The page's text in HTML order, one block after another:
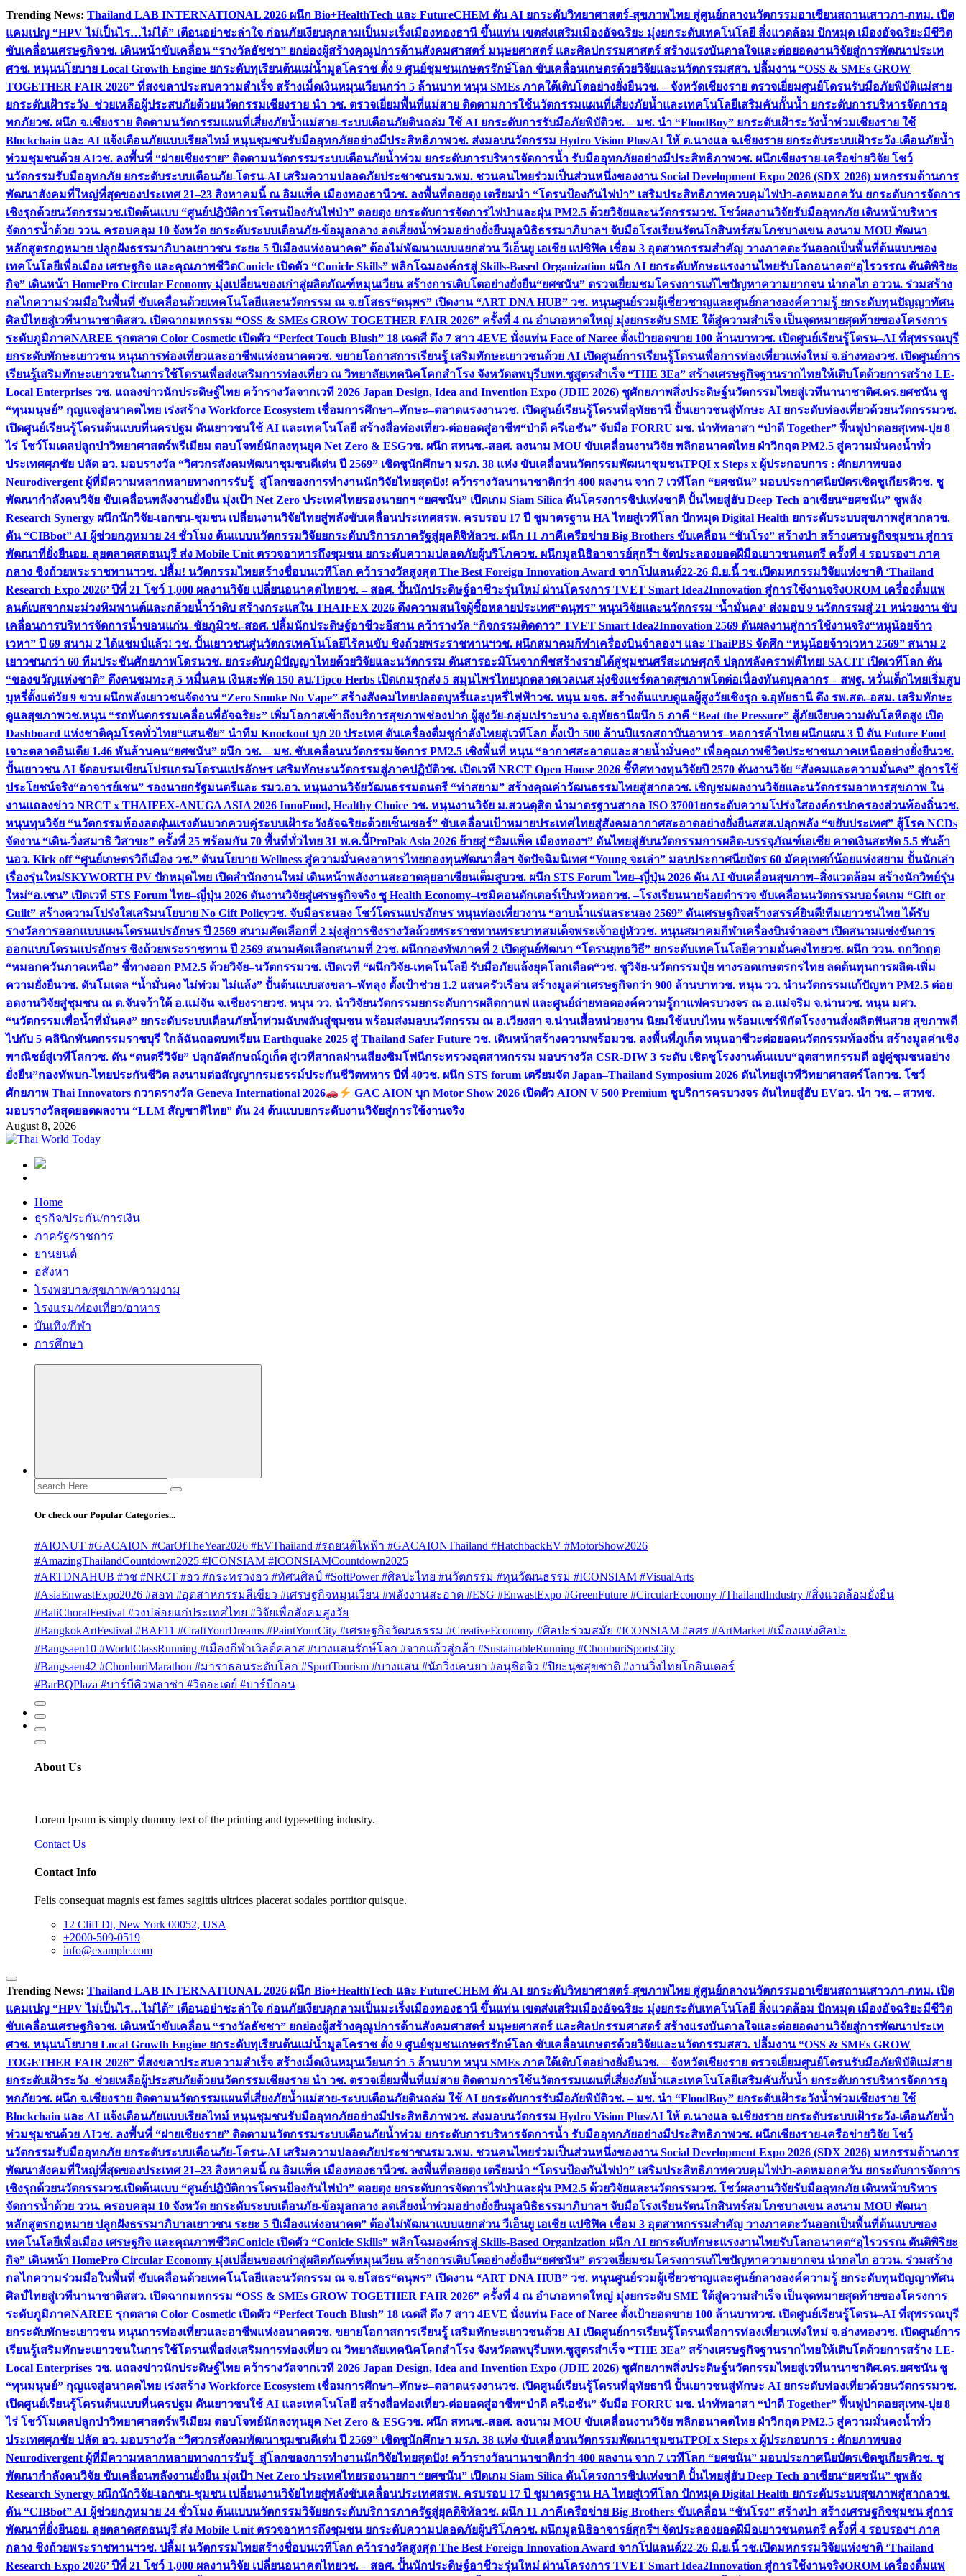
Skip
content
Trending News: Thailand LAB INTERNATIONAL 2026 ผนึก Bio+HealthTech และ FutureCHEM ดัน AI ยกระดับวิทยาศาสตร์-สุขภาพไทย สู่ศูนย์กลางนวัตกรรมอาเซียนสถานเสาวภา-กทม. เปิด
แคมเปญ “HPV ไม่เป็นไร…ไม่ได้” เตือนอย่าชะล่าใจ ก่อนภัยเงียบลุกลามเป็นมะเร็งเมืองทองธานี ขึ้นแท่น เขตส่งเสริมเมืองอัจฉริยะ มุ่งยกระดับเทคโนโลยี สิ่งแวดล้อม ปักหมุด เมืองอัจฉริยะมีชีวิต
ขับเคลื่อนเศรษฐกิจวช. เดินหน้าขับเคลื่อน “รางวัลธัชชา” ยกย่องผู้สร้างคุณูปการด้านสังคมศาสตร์ มนุษยศาสตร์ และศิลปกรรมศาสตร์ สร้างแรงบันดาลใจและต่อยอดงานวิจัยสู่การพัฒนาประเท
ศวช. หนุนนโยบาย Local Growth Engine ยกระดับทุเรียนต้นแม่น้ำมูลโคราช ตั้ง 9 ศูนย์ชุมชนเกษตรรักษ์โลก ขับเคลื่อนเกษตรด้วยวิจัยและนวัตกรรมสสว. ปลื้มงาน “OSS & SMEs GROW
TOGETHER FAIR 2026” ที่สงขลาประสบความสำเร็จ สร้างเม็ดเงินหมุนเวียนกว่า 5 ล้านบาท หนุน SMEs ภาคใต้เติบโตอย่างยั่งยืนวช. – จังหวัดเชียงราย ตรวจเยี่ยมศูนย์โดรนรับมือภัยพิบัติแม่สาย
ยกระดับเฝ้าระวัง–ช่วยเหลือผู้ประสบภัยด้วยนวัตกรรมเชียงราย นำ วช. ตรวจเยี่ยมพื้นที่แม่สาย ติดตามการใช้นวัตกรรมแผนที่เสี่ยงภัยน้ำและเทคโนโลยีเสริมคันกั้นน้ำ ยกระดับการบริหารจัดการอุ
ทกภัยวช. ผนึก จ.เชียงราย ติดตามนวัตกรรมแผนที่เสี่ยงภัยน้ำแม่สาย-ระบบเตือนภัยดินถล่ม ใช้ AI ยกระดับการรับมือภัยพิบัติวช. – มช. นำ “FloodBoy” ยกระดับเฝ้าระวังน้ำท่วมเชียงราย ใช้
Blockchain และ AI แจ้งเตือนภัยแบบเรียลไทม์ หนุนชุมชนรับมืออุทกภัยอย่างมีประสิทธิภาพวช. ส่งมอบนวัตกรรม Hydro Vision Plus/AI ให้ ต.นางแล จ.เชียงราย ยกระดับระบบเฝ้าระวัง-เตือนภัยน้ำ
ท่วมชุมชนด้วย AIวช. ลงพื้นที่ “ฝายเชียงราย” ติดตามนวัตกรรมระบบเตือนภัยน้ำท่วม ยกระดับการบริหารจัดการน้ำ รับมืออุทกภัยอย่างมีประสิทธิภาพวช. ผนึกเชียงราย-เครือข่ายวิจัย โชว์
นวัตกรรมรับมืออุทกภัย ยกระดับระบบเตือนภัย-โดรน-AI เสริมความปลอดภัยประชาชนรมว.พม. ชวนคนไทยร่วมเป็นส่วนหนึ่งของงาน Social Development Expo 2026 (SDX 2026) มหกรรมด้านการ
พัฒนาสังคมที่ใหญ่ที่สุดของประเทศ 21–23 สิงหาคมนี้ ณ อิมแพ็ค เมืองทองธานีวช. ลงพื้นที่ดอยตุง เตรียมนำ “โดรนป้องกันไฟป่า” เสริมประสิทธิภาพควบคุมไฟป่า-ลดหมอกควัน ยกระดับการจัดการ
เชิงรุกด้วยนวัตกรรมวช.เปิดต้นแบบ “ศูนย์ปฏิบัติการโดรนป้องกันไฟป่า” ดอยตุง ยกระดับการจัดการไฟป่าและฝุ่น PM2.5 ด้วยวิจัยและนวัตกรรมวช. โชว์ผลงานวิจัยรับมืออุทกภัย เดินหน้าบริหาร
จัดการน้ำด้วย ววน. ครอบคลุม 10 จังหวัด ยกระดับระบบเตือนภัย-ข้อมูลกลาง ลดเสี่ยงน้ำท่วมอย่างยั่งยืนมูลนิธิธรรมาภิบาลฯ จับมือโรงเรียนรัตนโกสินทร์สมโภชบางเขน ลงนาม MOU พัฒนา
หลักสูตรกฎหมาย ปลูกฝังธรรมาภิบาลเยาวชน ระยะ 5 ปีเมืองแห่งอนาคต” ต้องไม่พัฒนาแบบแยกส่วน วีเอ็นยู เอเชีย แปซิฟิค เชื่อม 3 อุตสาหกรรมสำคัญ วางภาคตะวันออกเป็นพื้นที่ต้นแบบของ
เทคโนโลยีเพื่อเมือง เศรษฐกิจ และคุณภาพชีวิตConicle เปิดตัว “Conicle Skills” พลิกโฉมองค์กรสู่ Skills-Based Organization ผนึก AI ยกระดับทักษะแรงงานไทยรับโลกอนาคต“อุไรวรรณ ตันติพิริยะ
กิจ” เดินหน้า HomePro Circular Economy มุ่งเปลี่ยนของเก่าสู่ผลิตภัณฑ์หมุนเวียน สร้างการเติบโตอย่างยั่งยืน“ยศชนัน” ตรวจเยี่ยมชมโครงการแก้ไขปัญหาความยากจน นำกลไก อววน. ร่วมสร้าง
กลไกความร่วมมือในพื้นที่ ขับเคลื่อนด้วยเทคโนโลยีและนวัตกรรม ณ จ.ยโสธร“ดนุพร” เปิดงาน “ART DNA HUB” วช. หนุนศูนย์รวมผู้เชี่ยวชาญและศูนย์กลางองค์ความรู้ ยกระดับทุนปัญญาทัศน
ศิลป์ไทยสู่เวทีนานาชาติสสว. เปิดฉากมหกรรม “OSS & SMEs GROW TOGETHER FAIR 2026” ครั้งที่ 4 ณ อำเภอหาดใหญ่ มุ่งยกระดับ SME ใต้สู่ความสำเร็จ เป็นจุดหมายสุดท้ายของโครงการ
ระดับภูมิภาคNAREE รุกตลาด Color Cosmetic เปิดตัว “Perfect Touch Blush” 18 เฉดสี ดึง 7 สาว 4EVE นั่งแท่น Face of Naree ตั้งเป้ายอดขาย 100 ล้านบาทวช. เปิดศูนย์เรียนรู้โดรน–AI ที่สุพรรณบุรี
ยกระดับทักษะเยาวชน หนุนการท่องเที่ยวและอาชีพแห่งอนาคตวช. ขยายโอกาสการเรียนรู้ เสริมทักษะเยาวชนด้วย AI เปิดศูนย์การเรียนรู้โดรนเพื่อการท่องเที่ยวแห่งใหม่ จ.อ่างทองวช. เปิดศูนย์การ
เรียนรู้เสริมทักษะเยาวชนในการใช้โดรนเพื่อส่งเสริมการท่องเที่ยว ณ วิทยาลัยเทคนิคโคกสำโรง จังหวัดลพบุรีบพท.ชูสูตรสำเร็จ “THE 3Ea” สร้างเศรษฐกิจฐานรากไทยให้เติบโตด้วยการสร้าง LE-
Local Enterprises วช. แถลงข่าวนักประดิษฐ์ไทย คว้ารางวัลจากเวที 2026 Japan Design, Idea and Invention Expo (JDIE 2026) ชูศักยภาพสิ่งประดิษฐ์นวัตกรรมไทยสู่เวทีนานาชาติศ.ดร.ยศชนัน ชู
“ทุนมนุษย์” กุญแจสู่อนาคตไทย เร่งสร้าง Workforce Ecosystem เชื่อมการศึกษา–ทักษะ–ตลาดแรงงานวช. เปิดศูนย์เรียนรู้โดรนที่อุทัยธานี ปั้นเยาวชนสู่ทักษะ AI ยกระดับท่องเที่ยวด้วยนวัตกรรมวช.
เปิดศูนย์เรียนรู้โดรนต้นแบบที่นครปฐม ดันเยาวชนใช้ AI และเทคโนโลยี สร้างสื่อท่องเที่ยว-ต่อยอดสู่อาชีพ“ป่าดี ครีเอชัน” จับมือ FORRU มช. นำทัพอาสา “ป่าดี Together” ฟื้นฟูป่าดอยสุเทพ-ปุย 8
ไร่ โชว์โมเดลปลูกป่าวิทยาศาสตร์พรีเมียม ตอบโจทย์นักลงทุนยุค Net Zero & ESGวช. ผนึก สทนช.-สอศ. ลงนาม MOU ขับเคลื่อนงานวิจัย พลิกอนาคตไทย ฝ่าวิกฤต PM2.5 สู่ความมั่นคงน้ำทั่ว
ประเทศศุภชัย ปลัด อว. มอบรางวัล “วิศวกรสังคมพัฒนาชุมชนดีเด่น ปี 2569” เชิดชูนักศึกษา มรภ. 38 แห่ง ขับเคลื่อนนวัตกรรมพัฒนาชุมชนTPQI x Steps x ผู้ประกอบการ : ศักยภาพของ
Neurodivergent ผู้ที่มีความหลากหลายทางการรับรู้ สู่โลกของการทำงานนักวิจัยไทยสุดปัง! คว้ารางวัลนานาชาติกว่า 400 ผลงาน จาก 7 เวทีโลก “ยศชนัน” มอบประกาศนียบัตรเชิดชูเกียรติวช. ชู
พัฒนากำลังคนวิจัย ขับเคลื่อนพลังงานยั่งยืน มุ่งเป้า Net Zero ประเทศไทยรองนายกฯ “ยศชนัน” เปิดเกม Siam Silica ดันโครงการชิปแห่งชาติ ปั้นไทยสู่ฮับ Deep Tech อาเซียน“ยศชนัน” ชูพลัง
Research Synergy ผนึกนักวิจัย-เอกชน-ชุมชน เปลี่ยนงานวิจัยไทยสู่พลังขับเคลื่อนประเทศสรพ. ครบรอบ 17 ปี ชูมาตรฐาน HA ไทยสู่เวทีโลก ปักหมุด Digital Health ยกระดับระบบสุขภาพสู่สากลวช.
ดัน “CIBbot” AI ผู้ช่วยกฎหมาย 24 ชั่วโมง ต้นแบบนวัตกรรมวิจัยยกระดับบริการภาครัฐสู่ยุคดิจิทัลวช. ผนึก 11 ภาคีเครือข่าย Big Brothers ขับเคลื่อน “ชันโรง” สร้างป่า สร้างเศรษฐกิจชุมชน สู่การ
พัฒนาที่ยั่งยืนอย. ลุยตลาดสดธนบุรี ส่ง Mobile Unit ตรวจอาหารถึงชุมชน ยกระดับความปลอดภัยผู้บริโภควช. ผนึกมูลนิธิอาจารย์สุกรีฯ จัดประลองยอดฝีมือเยาวชนดนตรี ครั้งที่ 4 รอบรองฯ ภาค
กลาง ชิงถ้วยพระราชทานฯวช. ปลื้ม! นวัตกรรมไทยสร้างชื่อบนเวทีโลก คว้ารางวัลสูงสุด The Best Foreign Innovation Award จากโปแลนด์22-26 มิ.ย.นี้ วช.เปิดมหกรรมวิจัยแห่งชาติ ‘Thailand
Research Expo 2026’ ปีที่ 21 โชว์ 1,000 ผลงานวิจัย เปลี่ยนอนาคตไทยวช. – สอศ. ปั้นนักประดิษฐ์อาชีวะรุ่นใหม่ ผ่านโครงการ TVET Smart Idea2Innovation สู่การใช้งานจริงOROM เครื่องดื่มแพ
ลนต์เบสจากมะม่วงหิมพานต์และกล้วยน้ำว้าดิบ สร้างกระแสใน THAIFEX 2026 ดึงความสนใจผู้ซื้อหลายประเทศ“ดนุพร” หนุนวิจัยและนวัตกรรม ‘น้ำมั่นคง’ ส่งมอบ 9 นวัตกรรมสู่ 21 หน่วยงาน ขับ
เคลื่อนการบริหารจัดการน้ำขอนแก่น–ชัยภูมิวช.-สอศ. ปลื้มนักประดิษฐ์อาชีวะอีสาน คว้ารางวัล “กิจกรรมติดดาว” TVET Smart Idea2Innovation 2569 ดันผลงานสู่การใช้งานจริง“หนูน้อยจ้าว
เวหา” ปี 69 สนาม 2 ได้แชมป์แล้ว! วช. ปั้นเยาวชนสู่นวัตกรเทคโนโลยีไร้คนขับ ชิงถ้วยพระราชทานฯวช. ผนึกสมาคมกีฬาเครื่องบินจำลองฯ และ ThaiPBS จัดศึก “หนูน้อยจ้าวเวหา 2569” สนาม 2
เยาวชนกว่า 60 ทีมประชันศักยภาพโดรนวช. ยกระดับภูมิปัญญาไทยด้วยวิจัยและนวัตกรรม ดันสารอะมิโนจากพืชสร้างรายได้สู่ชุมชนศรีสะเกษศุภจี ปลุกพลังคราฟต์ไทย! SACIT เปิดเวทีโลก ดัน
“ของขวัญแห่งชาติ” ดึงคนชมทะลุ 5 หมื่นคน เงินสะพัด 150 ลบ.Tipco Herbs เปิดเกมรุกส่ง 5 สมุนไพรไทยบุกตลาดเวลเนส มุ่งชิงแชร์ตลาดสุขภาพโตต่อเนื่องทันตบุคลากร – สพฐ. หวั่นเด็กไทยเริ่มสูบ
บุหรี่ตั้งแต่วัย 9 ขวบ ผนึกพลังเยาวชนจัดงาน “Zero Smoke No Vape” สร้างสังคมไทยปลอดบุหรี่และบุหรี่ไฟฟ้าวช. หนุน มจธ. สร้างต้นแบบดูแลผู้สูงวัยเชิงรุก จ.อุทัยธานี ดึง รพ.สต.-อสม. เสริมทักษะ
ดูแลสุขภาพวช.หนุน “รถทันตกรรมเคลื่อนที่อัจฉริยะ” เพิ่มโอกาสเข้าถึงบริการสุขภาพช่องปาก ผู้สูงวัย-กลุ่มเปราะบาง จ.อุทัยธานีผนึก 5 ภาคี “Beat the Pressure” สู้ภัยเงียบความดันโลหิตสูง เปิด
Dashboard แห่งชาติคุมโรคทั่วไทย“แสนชัย” นำทีม Knockout บุก 20 ประเทศ ดันเครื่องดื่มชูกำลังไทยสู่เวทีโลก ตั้งเป้า 500 ล้านปีแรกสถาบันอาหาร–หอการค้าไทย ผนึกแผน 3 ปี ดัน Future Food
เจาะตลาดอินเดีย 1.46 พันล้านคน“ยศชนัน” ผนึก วช. – มช. ขับเคลื่อนนวัตกรรมจัดการ PM2.5 เชิงพื้นที่ หนุน “อากาศสะอาดและสายน้ำมั่นคง” เพื่อคุณภาพชีวิตประชาชนภาคเหนืออย่างยั่งยืนวช.
ปั้นเยาวชน AI จัดอบรมเขียนโปรแกรมโดรนแปรอักษร เสริมทักษะนวัตกรรมสู่ภาคปฏิบัติวช. เปิดเวที NRCT Open House 2026 ชี้ทิศทางทุนวิจัยปี 2570 ดันงานวิจัย “สังคมและความมั่นคง” สู่การใช้
ประโยชน์จริง“อาจารย์เชน” รองนายกรัฐมนตรีและ รมว.อว. หนุนงานวิจัยวัฒนธรรมดนตรี “ท่าสยาม” สร้างคุณค่าวัฒนธรรมไทยสู่สากลวช. เชิญชมผลงานวิจัยและนวัตกรรมอาหารสุขภาพ ใน
งานแถลงข่าว NRCT x THAIFEX-ANUGA ASIA 2026 InnoFood, Healthy Choice วช. หนุนงานวิจัย ม.สวนดุสิต นำมาตรฐานสากล ISO 37001ยกระดับความโปร่งใสองค์กรปกครองส่วนท้องถิ่นวช.
หนุนทุนวิจัย “นวัตกรรมห้องลดฝุ่นแรงดันบวกควบคู่ระบบเฝ้าระวังอัจฉริยะด้วยเซ็นเซอร์” ขับเคลื่อนเป้าหมายประเทศไทยสู่สังคมอากาศสะอาดอย่างยั่งยืนสสส.ปลุกพลัง “ขยับประเทศ” สู้โรค NCDs
จัดงาน “เดิน-วิ่งสมาธิ วิสาขะ” ครั้งที่ 25 พร้อมกัน 70 พื้นที่ทั่วไทย 31 พ.ค.นี้ProPak Asia 2026 ย้ายสู่ “อิมแพ็ค เมืองทองฯ” ดันไทยสู่ฮับนวัตกรรมการผลิต-บรรจุภัณฑ์เอเชีย คาดเงินสะพัด 5.5 พันล้า
นอว. Kick off “ศูนย์เกษตรวิถีเมือง วช.” ดันนโยบาย Wellness สู่ความมั่นคงอาหารไทยกองทุนพัฒนาสื่อฯ จัดปัจฉิมนิเทศ “Young จะเล่า” มอบประกาศนียบัตร 60 มัคคุเทศก์น้อยแห่งสยาม ปั้นนักเล่า
เรื่องรุ่นใหม่SKYWORTH PV ปักหมุดไทย เปิดสำนักงานใหม่ เดินหน้าพลังงานสะอาดลุยอาเซียนเต็มสูบวช. ผนึก STS Forum ไทย–ญี่ปุ่น 2026 ดัน AI ขับเคลื่อนสุขภาพ–สิ่งแวดล้อม สร้างนักวิทย์รุ่น
ใหม่“อ.เชน” เปิดเวที STS Forum ไทย–ญี่ปุ่น 2026 ดันงานวิจัยสู่เศรษฐกิจจริง ชู Health Economy–เซมิคอนดักเตอร์เป็นหัวหอกวช. –โรงเรียนนายร้อยตำรวจ ขับเคลื่อนนวัตกรรมบอร์ดเกม “Gift or
Guilt” สร้างความโปร่งใสเสริมนโยบาย No Gift Policyวช. จับมือระนอง โชว์โดรนแปรอักษร หนุนท่องเที่ยวงาน “อาบน้ำแร่แลระนอง 2569” ดันเศรษฐกิจสร้างสรรค์ยินดี!ทีมเยาวชนไทย ได้รับ
รางวัลการออกแบบแผนโดรนแปรอักษร ปี 2569 สนามคัดเลือกที่ 2 มุ่งสู่การชิงรางวัลถ้วยพระราชทานพระบาทสมเด็จพระเจ้าอยู่หัววช. หนุนสมาคมกีฬาเครื่องบินจำลองฯ เปิดสนามแข่งขันการ
ออกแบบโดรนแปรอักษร ชิงถ้วยพระราชทาน ปี 2569 สนามคัดเลือกสนามที่ 2วช. ผนึกกองทัพภาคที่ 2 เปิดศูนย์พัฒนา “โดรนยุทธวิธี” ยกระดับเทคโนโลยีความมั่นคงไทยวช. ผนึก ววน. ถกวิกฤต
“หมอกควันภาคเหนือ” ชี้ทางออก PM2.5 ด้วยวิจัย–นวัตกรรมวช. เปิดเวที “ผนึกวิจัย-เทคโนโลยี รับมือภัยแล้งยุคโลกเดือด“วช. ชูวิจัย-นวัตกรรมปุ๋ย ทางรอดเกษตรกรไทย ลดต้นทุนการผลิต-เพิ่ม
ความยั่งยืนวช. ดันโมเดล “น้ำมั่นคง ไม่ท่วม ไม่แล้ง” ปั้นต้นแบบสงขลา–พัทลุง ตั้งเป้าช่วย 1.2 แสนครัวเรือน สร้างมูลค่าเศรษฐกิจกว่า 900 ล้านบาทวช. หนุน วว. นำนวัตกรรมแก้ปัญหา PM2.5 ต่อย
อดงานวิจัยสู่ชุมชน ณ ต.จันจว้าใต้ อ.แม่จัน จ.เชียงรายวช. หนุน วว. นำวิจัยนวัตกรรมยกระดับการผลิตกาแฟ และศูนย์ถ่ายทอดองค์ความรู้กาแฟครบวงจร ณ อ.แม่จริม จ.น่านวช. หนุน มศว.
“นวัตกรรมเพื่อน้ำที่มั่นคง” ยกระดับระบบเตือนภัยน้ำท่วมฉับพลันสู่ชุมชน พร้อมส่งมอบนวัตกรรม ณ อ.เวียงสา จ.น่านเสื้อหน่วยงาน นิยมใช้แบบไหน พร้อมแชร์พิกัดโรงงานสั่งผลิตฟันสวย สุขภาพดี
ไปกับ 5 คลินิกทันตกรรมราชบุรี ใกล้ฉันถอดบทเรียน Earthquake 2025 สู่ Thailand Safer Future วช. เดินหน้าสร้างความพร้อมวช. ลงพื้นที่ภูเก็ต หนุนอาชีวะต่อยอดนวัตกรรมท้องถิ่น สร้างมูลค่าเชิง
พาณิชย์สู่เวทีโลกวช. ดัน “ดนตรีวิจัย” ปลุกอัตลักษณ์ภูเก็ต สู่เวทีสากลผ่านเสียงซิมโฟนีกระทรวงอุตสาหกรรม มอบรางวัล CSR-DIW 3 ระดับ เชิดชูโรงงานต้นแบบ“อุตสาหกรรมดี อยู่คู่ชุมชนอย่าง
ยั่งยืน”กองทัพบก-ไทยประกันชีวิต ลงนามต่อสัญญากรมธรรม์ประกันชีวิตทหาร ปีที่ 40วช. ผนึก STS forum เตรียมจัด Japan–Thailand Symposium 2026 ดันไทยสู่เวทีวิทยาศาสตร์โลกวช. โชว์
ศักยภาพ Thai Innovators กวาดรางวัล Geneva International 2026
GAC AION บุก Motor Show 2026 เปิดตัว AION V 500 Premium ชูบริการครบวงจร ดันไทยสู่ฮับ EVอว. นำ วช. – สวทช.
มอบรางวัลสุดยอดผลงาน “LLM สัญชาติไทย” ดัน 24 ต้นแบบยกระดับงานวิจัยสู่การใช้งานจริง
August 8, 2026
Home
ธุรกิจ/ประกัน/การเงิน
ภาครัฐ/ราชการ
ยานยนต์
อสังหา
โรงพยบาล/สุขภาพ/ความงาม
โรงแรม/ท่องเที่ยว/อาหาร
บันเทิง/กีฬา
การศึกษา
Search
for:
Or check our Popular Categories...
#AIONUT #GACAION #CarOfTheYear2026 #EVThailand #รถยนต์ไฟฟ้า #GACAIONThailand #HatchbackEV #MotorShow2026
#AmazingThailandCountdown2025 #ICONSIAM #ICONSIAMCountdown2025
#ARTDNAHUB #วช #NRCT #อว #กระทรวงอว #ทัศนศิลป์ #SoftPower #ศิลปะไทย #นวัตกรรม #ทุนวัฒนธรรม #ICONSIAM #VisualArts
#AsiaEnwastExpo2026 #สอท #อุตสาหกรรมสีเขียว #เศรษฐกิจหมุนเวียน #พลังงานสะอาด #ESG #EnwastExpo #GreenFuture #CircularEconomy #ThailandIndustry #สิ่งแวดล้อมยั่งยืน
#BaliChoralFestival #วงปล่อยแก่ประเทศไทย #วิจัยเพื่อสังคมสูงวัย
#BangkokArtFestival #BAF11 #CraftYourDreams #PaintYourCity #เศรษฐกิจวัฒนธรรม #CreativeEconomy #ศิลปะร่วมสมัย #ICONSIAM #สศร #ArtMarket #เมืองแห่งศิลปะ
#Bangsaen10 #WorldClassRunning #เมืองกีฬาเวิลด์คลาส #บางแสนรักษ์โลก #จากแก้วสู่กล้า #SustainableRunning #ChonburiSportsCity
#Bangsaen42 #ChonburiMarathon #มาราธอนระดับโลก #SportTourism #บางแสน #นักวิ่งเคนยา #อนุชิตจิว #ปิยะนุชสุขชาติ #งานวิ่งไทยโกอินเตอร์
#BarBQPlaza #บาร์บีคิวพลาซ่า #วิตอะเดย์ #บาร์บีกอน
About Us
Lorem Ipsum is simply dummy text of the printing and typesetting industry.
Contact Us
Contact Info
Felis consequat magnis est fames sagittis ultrices placerat sodales porttitor quisque.
12 Cliff Dt, New York 00052, USA
+2000-509-0519
info@example.com
Trending News: Thailand LAB INTERNATIONAL 2026 ผนึก Bio+HealthTech และ FutureCHEM ดัน AI ยกระดับวิทยาศาสตร์-สุขภาพไทย สู่ศูนย์กลางนวัตกรรมอาเซียนสถานเสาวภา-กทม. เปิด
แคมเปญ “HPV ไม่เป็นไร…ไม่ได้” เตือนอย่าชะล่าใจ ก่อนภัยเงียบลุกลามเป็นมะเร็งเมืองทองธานี ขึ้นแท่น เขตส่งเสริมเมืองอัจฉริยะ มุ่งยกระดับเทคโนโลยี สิ่งแวดล้อม ปักหมุด เมืองอัจฉริยะมีชีวิต
ขับเคลื่อนเศรษฐกิจวช. เดินหน้าขับเคลื่อน “รางวัลธัชชา” ยกย่องผู้สร้างคุณูปการด้านสังคมศาสตร์ มนุษยศาสตร์ และศิลปกรรมศาสตร์ สร้างแรงบันดาลใจและต่อยอดงานวิจัยสู่การพัฒนาประเท
ศวช. หนุนนโยบาย Local Growth Engine ยกระดับทุเรียนต้นแม่น้ำมูลโคราช ตั้ง 9 ศูนย์ชุมชนเกษตรรักษ์โลก ขับเคลื่อนเกษตรด้วยวิจัยและนวัตกรรมสสว. ปลื้มงาน “OSS & SMEs GROW
TOGETHER FAIR 2026” ที่สงขลาประสบความสำเร็จ สร้างเม็ดเงินหมุนเวียนกว่า 5 ล้านบาท หนุน SMEs ภาคใต้เติบโตอย่างยั่งยืนวช. – จังหวัดเชียงราย ตรวจเยี่ยมศูนย์โดรนรับมือภัยพิบัติแม่สาย
ยกระดับเฝ้าระวัง–ช่วยเหลือผู้ประสบภัยด้วยนวัตกรรมเชียงราย นำ วช. ตรวจเยี่ยมพื้นที่แม่สาย ติดตามการใช้นวัตกรรมแผนที่เสี่ยงภัยน้ำและเทคโนโลยีเสริมคันกั้นน้ำ ยกระดับการบริหารจัดการอุ
ทกภัยวช. ผนึก จ.เชียงราย ติดตามนวัตกรรมแผนที่เสี่ยงภัยน้ำแม่สาย-ระบบเตือนภัยดินถล่ม ใช้ AI ยกระดับการรับมือภัยพิบัติวช. – มช. นำ “FloodBoy” ยกระดับเฝ้าระวังน้ำท่วมเชียงราย ใช้
Blockchain และ AI แจ้งเตือนภัยแบบเรียลไทม์ หนุนชุมชนรับมืออุทกภัยอย่างมีประสิทธิภาพวช. ส่งมอบนวัตกรรม Hydro Vision Plus/AI ให้ ต.นางแล จ.เชียงราย ยกระดับระบบเฝ้าระวัง-เตือนภัยน้ำ
ท่วมชุมชนด้วย AIวช. ลงพื้นที่ “ฝายเชียงราย” ติดตามนวัตกรรมระบบเตือนภัยน้ำท่วม ยกระดับการบริหารจัดการน้ำ รับมืออุทกภัยอย่างมีประสิทธิภาพวช. ผนึกเชียงราย-เครือข่ายวิจัย โชว์
นวัตกรรมรับมืออุทกภัย ยกระดับระบบเตือนภัย-โดรน-AI เสริมความปลอดภัยประชาชนรมว.พม. ชวนคนไทยร่วมเป็นส่วนหนึ่งของงาน Social Development Expo 2026 (SDX 2026) มหกรรมด้านการ
พัฒนาสังคมที่ใหญ่ที่สุดของประเทศ 21–23 สิงหาคมนี้ ณ อิมแพ็ค เมืองทองธานีวช. ลงพื้นที่ดอยตุง เตรียมนำ “โดรนป้องกันไฟป่า” เสริมประสิทธิภาพควบคุมไฟป่า-ลดหมอกควัน ยกระดับการจัดการ
เชิงรุกด้วยนวัตกรรมวช.เปิดต้นแบบ “ศูนย์ปฏิบัติการโดรนป้องกันไฟป่า” ดอยตุง ยกระดับการจัดการไฟป่าและฝุ่น PM2.5 ด้วยวิจัยและนวัตกรรมวช. โชว์ผลงานวิจัยรับมืออุทกภัย เดินหน้าบริหาร
จัดการน้ำด้วย ววน. ครอบคลุม 10 จังหวัด ยกระดับระบบเตือนภัย-ข้อมูลกลาง ลดเสี่ยงน้ำท่วมอย่างยั่งยืนมูลนิธิธรรมาภิบาลฯ จับมือโรงเรียนรัตนโกสินทร์สมโภชบางเขน ลงนาม MOU พัฒนา
หลักสูตรกฎหมาย ปลูกฝังธรรมาภิบาลเยาวชน ระยะ 5 ปีเมืองแห่งอนาคต” ต้องไม่พัฒนาแบบแยกส่วน วีเอ็นยู เอเชีย แปซิฟิค เชื่อม 3 อุตสาหกรรมสำคัญ วางภาคตะวันออกเป็นพื้นที่ต้นแบบของ
เทคโนโลยีเพื่อเมือง เศรษฐกิจ และคุณภาพชีวิตConicle เปิดตัว “Conicle Skills” พลิกโฉมองค์กรสู่ Skills-Based Organization ผนึก AI ยกระดับทักษะแรงงานไทยรับโลกอนาคต“อุไรวรรณ ตันติพิริยะ
กิจ” เดินหน้า HomePro Circular Economy มุ่งเปลี่ยนของเก่าสู่ผลิตภัณฑ์หมุนเวียน สร้างการเติบโตอย่างยั่งยืน“ยศชนัน” ตรวจเยี่ยมชมโครงการแก้ไขปัญหาความยากจน นำกลไก อววน. ร่วมสร้าง
กลไกความร่วมมือในพื้นที่ ขับเคลื่อนด้วยเทคโนโลยีและนวัตกรรม ณ จ.ยโสธร“ดนุพร” เปิดงาน “ART DNA HUB” วช. หนุนศูนย์รวมผู้เชี่ยวชาญและศูนย์กลางองค์ความรู้ ยกระดับทุนปัญญาทัศน
ศิลป์ไทยสู่เวทีนานาชาติสสว. เปิดฉากมหกรรม “OSS & SMEs GROW TOGETHER FAIR 2026” ครั้งที่ 4 ณ อำเภอหาดใหญ่ มุ่งยกระดับ SME ใต้สู่ความสำเร็จ เป็นจุดหมายสุดท้ายของโครงการ
ระดับภูมิภาคNAREE รุกตลาด Color Cosmetic เปิดตัว “Perfect Touch Blush” 18 เฉดสี ดึง 7 สาว 4EVE นั่งแท่น Face of Naree ตั้งเป้ายอดขาย 100 ล้านบาทวช. เปิดศูนย์เรียนรู้โดรน–AI ที่สุพรรณบุรี
ยกระดับทักษะเยาวชน หนุนการท่องเที่ยวและอาชีพแห่งอนาคตวช. ขยายโอกาสการเรียนรู้ เสริมทักษะเยาวชนด้วย AI เปิดศูนย์การเรียนรู้โดรนเพื่อการท่องเที่ยวแห่งใหม่ จ.อ่างทองวช. เปิดศูนย์การ
เรียนรู้เสริมทักษะเยาวชนในการใช้โดรนเพื่อส่งเสริมการท่องเที่ยว ณ วิทยาลัยเทคนิคโคกสำโรง จังหวัดลพบุรีบพท.ชูสูตรสำเร็จ “THE 3Ea” สร้างเศรษฐกิจฐานรากไทยให้เติบโตด้วยการสร้าง LE-
Local Enterprises วช. แถลงข่าวนักประดิษฐ์ไทย คว้ารางวัลจากเวที 2026 Japan Design, Idea and Invention Expo (JDIE 2026) ชูศักยภาพสิ่งประดิษฐ์นวัตกรรมไทยสู่เวทีนานาชาติศ.ดร.ยศชนัน ชู
“ทุนมนุษย์” กุญแจสู่อนาคตไทย เร่งสร้าง Workforce Ecosystem เชื่อมการศึกษา–ทักษะ–ตลาดแรงงานวช. เปิดศูนย์เรียนรู้โดรนที่อุทัยธานี ปั้นเยาวชนสู่ทักษะ AI ยกระดับท่องเที่ยวด้วยนวัตกรรมวช.
เปิดศูนย์เรียนรู้โดรนต้นแบบที่นครปฐม ดันเยาวชนใช้ AI และเทคโนโลยี สร้างสื่อท่องเที่ยว-ต่อยอดสู่อาชีพ“ป่าดี ครีเอชัน” จับมือ FORRU มช. นำทัพอาสา “ป่าดี Together” ฟื้นฟูป่าดอยสุเทพ-ปุย 8
ไร่ โชว์โมเดลปลูกป่าวิทยาศาสตร์พรีเมียม ตอบโจทย์นักลงทุนยุค Net Zero & ESGวช. ผนึก สทนช.-สอศ. ลงนาม MOU ขับเคลื่อนงานวิจัย พลิกอนาคตไทย ฝ่าวิกฤต PM2.5 สู่ความมั่นคงน้ำทั่ว
ประเทศศุภชัย ปลัด อว. มอบรางวัล “วิศวกรสังคมพัฒนาชุมชนดีเด่น ปี 2569” เชิดชูนักศึกษา มรภ. 38 แห่ง ขับเคลื่อนนวัตกรรมพัฒนาชุมชนTPQI x Steps x ผู้ประกอบการ : ศักยภาพของ
Neurodivergent ผู้ที่มีความหลากหลายทางการรับรู้ สู่โลกของการทำงานนักวิจัยไทยสุดปัง! คว้ารางวัลนานาชาติกว่า 400 ผลงาน จาก 7 เวทีโลก “ยศชนัน” มอบประกาศนียบัตรเชิดชูเกียรติวช. ชู
พัฒนากำลังคนวิจัย ขับเคลื่อนพลังงานยั่งยืน มุ่งเป้า Net Zero ประเทศไทยรองนายกฯ “ยศชนัน” เปิดเกม Siam Silica ดันโครงการชิปแห่งชาติ ปั้นไทยสู่ฮับ Deep Tech อาเซียน“ยศชนัน” ชูพลัง
Research Synergy ผนึกนักวิจัย-เอกชน-ชุมชน เปลี่ยนงานวิจัยไทยสู่พลังขับเคลื่อนประเทศสรพ. ครบรอบ 17 ปี ชูมาตรฐาน HA ไทยสู่เวทีโลก ปักหมุด Digital Health ยกระดับระบบสุขภาพสู่สากลวช.
ดัน “CIBbot” AI ผู้ช่วยกฎหมาย 24 ชั่วโมง ต้นแบบนวัตกรรมวิจัยยกระดับบริการภาครัฐสู่ยุคดิจิทัลวช. ผนึก 11 ภาคีเครือข่าย Big Brothers ขับเคลื่อน “ชันโรง” สร้างป่า สร้างเศรษฐกิจชุมชน สู่การ
พัฒนาที่ยั่งยืนอย. ลุยตลาดสดธนบุรี ส่ง Mobile Unit ตรวจอาหารถึงชุมชน ยกระดับความปลอดภัยผู้บริโภควช. ผนึกมูลนิธิอาจารย์สุกรีฯ จัดประลองยอดฝีมือเยาวชนดนตรี ครั้งที่ 4 รอบรองฯ ภาค
กลาง ชิงถ้วยพระราชทานฯวช. ปลื้ม! นวัตกรรมไทยสร้างชื่อบนเวทีโลก คว้ารางวัลสูงสุด The Best Foreign Innovation Award จากโปแลนด์22-26 มิ.ย.นี้ วช.เปิดมหกรรมวิจัยแห่งชาติ ‘Thailand
Research Expo 2026’ ปีที่ 21 โชว์ 1,000 ผลงานวิจัย เปลี่ยนอนาคตไทยวช. – สอศ. ปั้นนักประดิษฐ์อาชีวะรุ่นใหม่ ผ่านโครงการ TVET Smart Idea2Innovation สู่การใช้งานจริงOROM เครื่องดื่มแพ